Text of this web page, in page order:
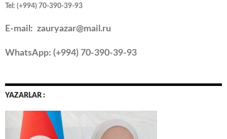
Tel: (+994) 70-390-39-93
E-mail: zauryazar@mail.ru
WhatsApp: (+994) 70-390-39-93
YAZARLAR :